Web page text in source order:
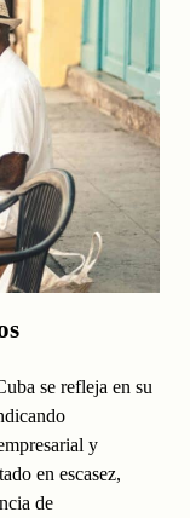
se refleja en su
y
en escasez,
de